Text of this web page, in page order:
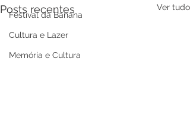
Festival da Banana
Cultura e Lazer
Memória e Cultura
Posts recentes Ver tudo